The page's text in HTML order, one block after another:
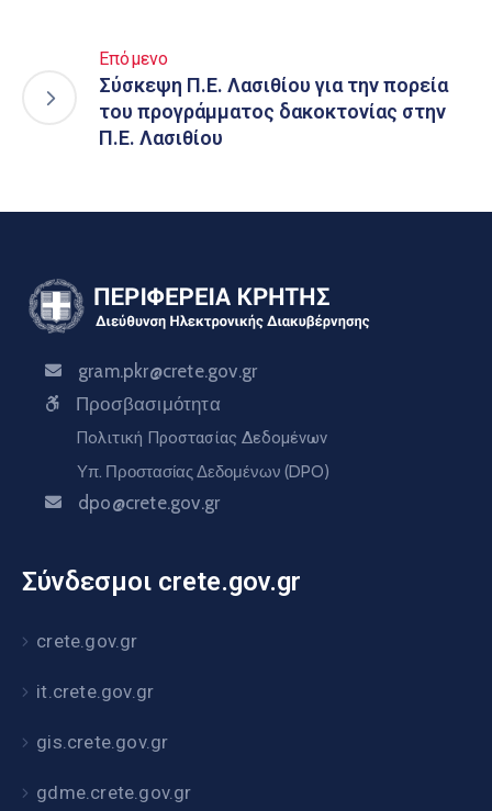
Επόμενο
Σύσκεψη Π.Ε. Λασιθίου για την πορεία
του προγράμματος δακοκτονίας στην
Π.Ε. Λασιθίου
gram.pkr@crete.gov.gr
Προσβασιμότητα
Πολιτική Προστασίας Δεδομένων
Υπ. Προστασίας Δεδομένων (DPO)
dpo@crete.gov.gr
Σύνδεσμοι crete.gov.gr
crete.gov.gr
it.crete.gov.gr
gis.crete.gov.gr
gdme.crete.gov.gr